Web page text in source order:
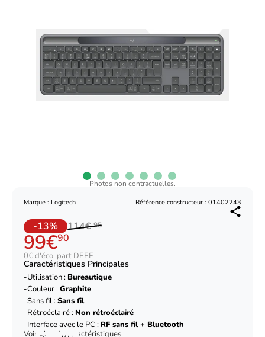
Photos non contractuelles.
Marque : Logitech Référence constructeur : 01402243
-13% 114€ 95
99€90
0€ d'éco-part DEEE
Caractéristiques Principales
Utilisation : Bureautique
Couleur :Graphite
Sans fil :Sans fil
Rétroéclairé : Non rétroéclairé
Interface avec le PC : RF sans fil + Bluetooth
Voir plus de caractéristiques